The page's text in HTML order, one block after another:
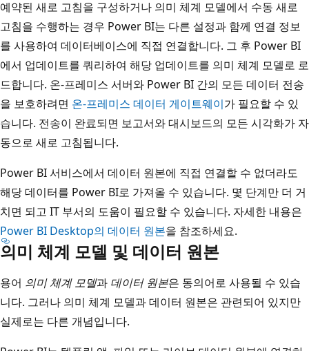
예약된 새로 고침을 구성하거나 의미 체계 모델에서 수동 새로
고침을 수행하는 경우 Power BI는 다른 설정과 함께 연결 정보
를 사용하여 데이터베이스에 직접 연결합니다. 그 후 Power BI
에서 업데이트를 쿼리하여 해당 업데이트를 의미 체계 모델로 로
드합니다. 온-프레미스 서버와 Power BI 간의 모든 데이터 전송
을 보호하려면 온-프레미스 데이터 게이트웨이가 필요할 수 있
습니다. 전송이 완료되면 보고서와 대시보드의 모든 시각화가 자
동으로 새로 고침됩니다.
Power BI 서비스에서 데이터 원본에 직접 연결할 수 없더라도
해당 데이터를 Power BI로 가져올 수 있습니다. 몇 단계만 더 거
치면 되고 IT 부서의 도움이 필요할 수 있습니다. 자세한 내용은
Power BI Desktop의 데이터 원본을 참조하세요.
의미 체계 모델 및 데이터 원본
용어 의미 체계 모델과 데이터 원본은 동의어로 사용될 수 있습
니다. 그러나 의미 체계 모델과 데이터 원본은 관련되어 있지만
실제로는 다른 개념입니다.